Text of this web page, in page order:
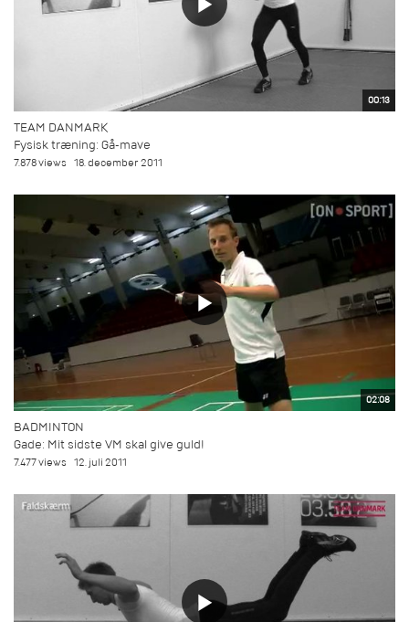
00:13
TEAM DANMARK
Fysisk træning: Gå-mave
7.878 views 18. december 2011
02:08
BADMINTON
Gade: Mit sidste VM skal give guld!
7.477 views 12. juli 2011